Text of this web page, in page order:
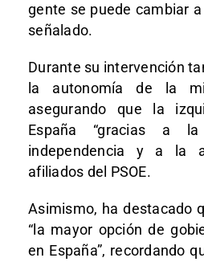
gente se puede cambiar
señalado.
Durante su intervención
la autonomía de la
asegurando que la
España “gracias a
independencia y a la
afiliados del PSOE.
Asimismo, ha destacado
“la mayor opción de
en España”, recordando